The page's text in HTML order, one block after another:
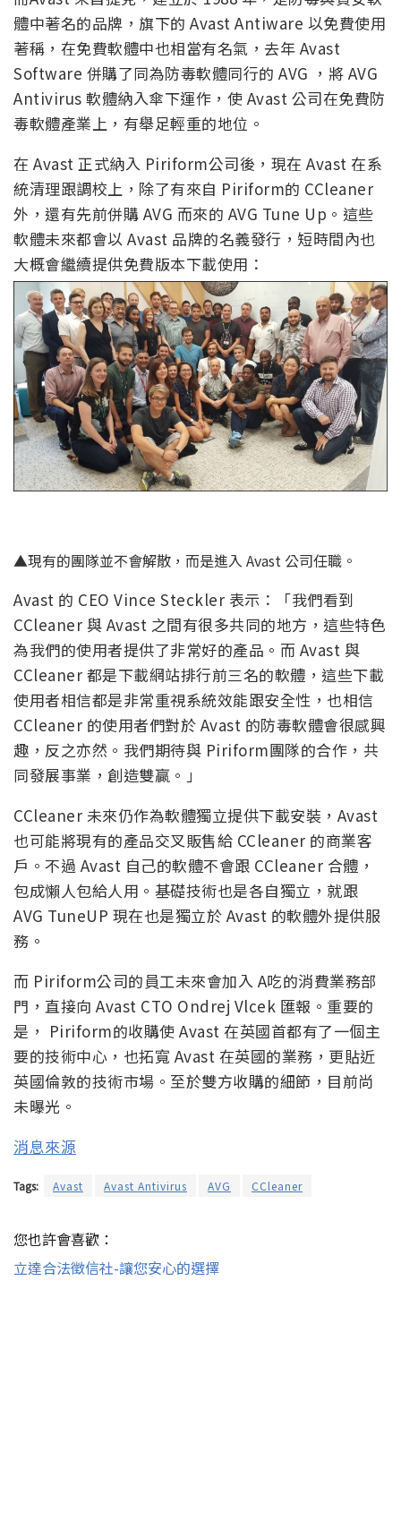
體中著名的品牌，旗下的 Avast Antiware 以免費使用
著稱，在免費軟體中也相當有名氣，去年 Avast
Software 併購了同為防毒軟體同行的 AVG ，將 AVG
Antivirus 軟體納入傘下運作，使 Avast 公司在免費防
毒軟體產業上，有舉足輕重的地位。
在 Avast 正式納入 Piriform公司後，現在 Avast 在系
統清理跟調校上，除了有來自 Piriform的 CCleaner
外，還有先前併購 AVG 而來的 AVG Tune Up。這些
軟體未來都會以 Avast 品牌的名義發行，短時間內也
大概會繼續提供免費版本下載使用：
▲現有的團隊並不會解散，而是進入 Avast 公司任職。
Avast 的 CEO Vince Steckler 表示：「我們看到
CCleaner 與 Avast 之間有很多共同的地方，這些特色
為我們的使用者提供了非常好的產品。而 Avast 與
CCleaner 都是下載網站排行前三名的軟體，這些下載
使用者相信都是非常重視系統效能跟安全性，也相信
CCleaner 的使用者們對於 Avast 的防毒軟體會很感興
趣，反之亦然。我們期待與 Piriform團隊的合作，共
同發展事業，創造雙贏。」
CCleaner 未來仍作為軟體獨立提供下載安裝，Avast
也可能將現有的產品交叉販售給 CCleaner 的商業客
戶。不過 Avast 自己的軟體不會跟 CCleaner 合體，
包成懶人包給人用。基礎技術也是各自獨立，就跟
AVG TuneUP 現在也是獨立於 Avast 的軟體外提供服
務。
而 Piriform公司的員工未來會加入 A吃的消費業務部
門，直接向 Avast CTO Ondrej Vlcek 匯報。重要的
是， Piriform的收購使 Avast 在英國首都有了一個主
要的技術中心，也拓寬 Avast 在英國的業務，更貼近
英國倫敦的技術市場。至於雙方收購的細節，目前尚
未曝光。
消息來源
Tags: Avast Avast Antivirus AVG CCleaner
您也許會喜歡：
立達合法徵信社-讓您安心的選擇